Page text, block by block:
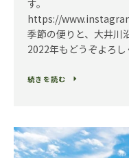
す。
https://
季節の便りと、大井川
2022年もどうぞよろし
続きを読む